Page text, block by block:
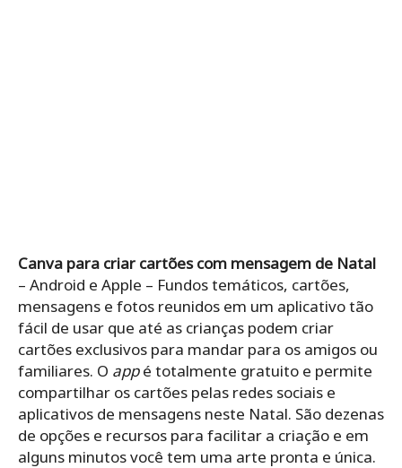
Canva para criar cartões com mensagem de Natal
– Android e Apple – Fundos temáticos, cartões,
mensagens e fotos reunidos em um aplicativo tão
fácil de usar que até as crianças podem criar
cartões exclusivos para mandar para os amigos ou
familiares. O appé totalmente gratuito e permite
compartilhar os cartões pelas redes sociais e
aplicativos de mensagens neste Natal. São dezenas
de opções e recursos para facilitar a criação e em
alguns minutos você tem uma arte pronta e única.